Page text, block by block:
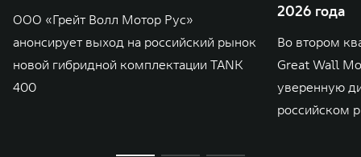
ООО «Грейт Волл Мотор Рус»
анонсирует выход на российский рынок
новой гибридной комплектации TANK
400
2026 года
Во втором
Great Wall
уверенную
российском